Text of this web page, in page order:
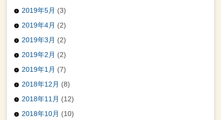
2019年5月 (3)
2019年4月 (2)
2019年3月 (2)
2019年2月 (2)
2019年1月 (7)
2018年12月 (8)
2018年11月 (12)
2018年10月 (10)